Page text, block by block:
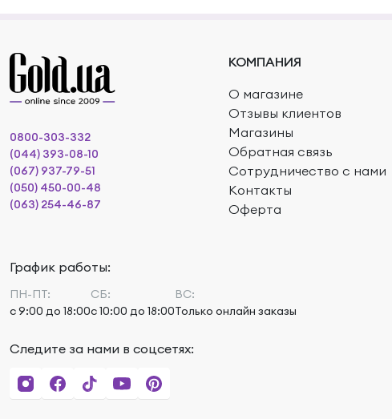
КОМПАНИЯ
О магазине
Отзывы клиентов
Магазины
Обратная связь
Сотрудничество с нами
Контакты
Оферта
0800-303-332
(044) 393-08-10
(067) 937-79-51
(050) 450-00-48
(063) 254-46-87
График работы:
ПН-ПТ:
с 9:00 до 18:00
СБ:
с 10:00 до 18:00
ВС:
Только онлайн заказы
Следите за нами в соцсетях: